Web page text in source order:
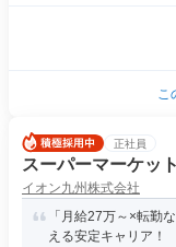
こ
正社員
スーパーマーケッ
イオン九州株式会社
「月給27万～×転勤
える安定キャリア！